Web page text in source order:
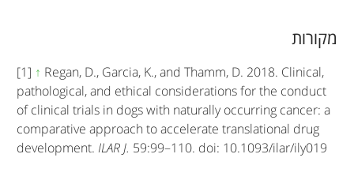
מקורות
[1] ↑ Regan, D., Garcia, K., and Thamm, D. 2018. Clinical,
pathological, and ethical considerations for the conduct
of clinical trials in dogs with naturally occurring cancer: a
comparative approach to accelerate translational drug
development.ILAR J. 59:99–110. doi: 10.1093/ilar/ily019